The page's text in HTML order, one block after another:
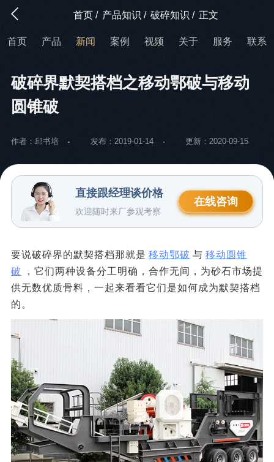
首页 / 产品知识 / 破碎知识 / 正文
首页 产品 新闻 案例 视频 关于 服务 联系
破碎界默契搭档之移动鄂破与移动
圆锥破
作者：邱书培 发布：2019-01-14 更新：2020-09-15
直接跟经理谈价格
欢迎随时来厂参观考察
在线咨询
要说破碎界的默契搭档那就是 移动鄂破 与 移动圆锥
破
，它们两种设备分工明确，合作无间，为砂石市场提
供无数优质骨料，一起来看看它们是如何成为默契搭档
的。